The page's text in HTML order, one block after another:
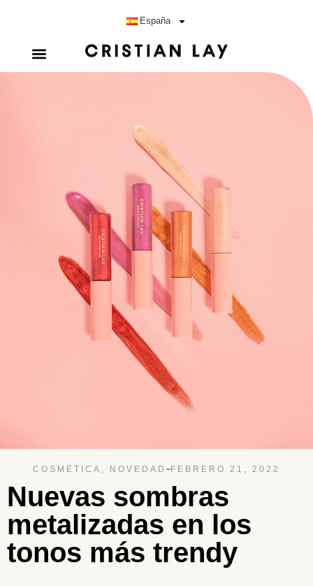
España
COSMÉTICA , NOVEDAD FEBRERO 21, 2022
Nuevas sombras
metalizadas en los
tonos más trendy